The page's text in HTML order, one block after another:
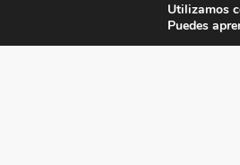
Utilizamos
Puedes